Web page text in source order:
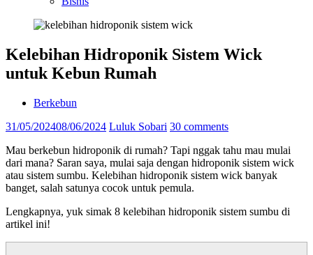
Kelebihan Hidroponik Sistem Wick
untuk Kebun Rumah
Berkebun
31/05/202408/06/2024 Luluk Sobari 30 comments
Mau berkebun hidroponik di rumah? Tapi nggak tahu mau mulai
dari mana? Saran saya, mulai saja dengan hidroponik sistem wick
atau sistem sumbu. Kelebihan hidroponik sistem wick banyak
banget, salah satunya cocok untuk pemula.
Lengkapnya, yuk simak 8 kelebihan hidroponik sistem sumbu di
artikel ini!